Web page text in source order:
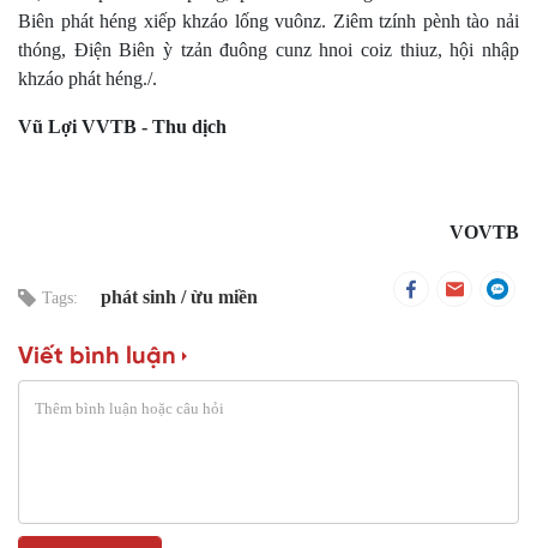
Biên phát héng xiếp khzáo lống vuônz. Ziêm tzính pènh tào nải
thóng, Điện Biên ỳ tzản đuông cunz hnoi coiz thiuz, hội nhập
khzáo phát héng./.
Vũ Lợi VVTB - Thu dịch
VOVTB
Tags: phát sinh ừu miền
Viết bình luận